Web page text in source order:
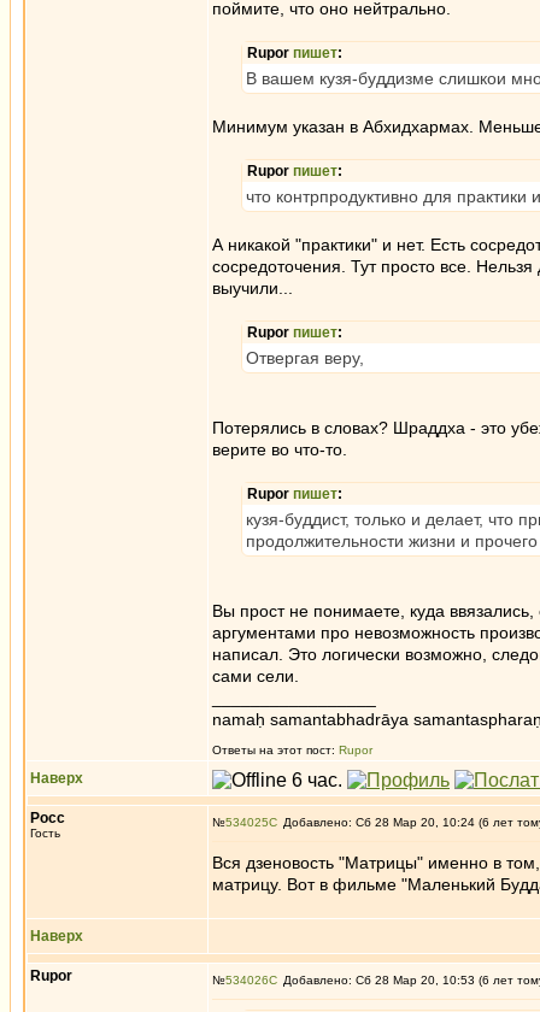
поймите, что оно нейтрально.
Rupor пишет:
В вашем кузя-буддизме слишкои
Минимум указан в Абхидхармах. Меньше
Rupor пишет:
что контрпродуктивно для практики
А никакой "практики" и нет. Есть
сосредоточения. Тут просто все.
выучили...
Rupor пишет:
Отвергая веру,
Потерялись в словах? Шраддха - это
верите во что-то.
Rupor пишет:
кузя-буддист, только и делает, что
продолжительности жизни и
Вы прост не понимаете, куда
аргументами про невозможность
написал. Это логически возможно,
сами сели.
namaḥ samantabhadrāya
Ответы на этот пост: Rupor
Наверх
Росс
Гость
№534025 Добавлено: Сб 28 Мар 20, 10:24 (6 лет
Вся дзеновость "Матрицы" именно в том,
матрицу. Вот в фильме "Маленький
Наверх
Rupor №534026 Добавлено: Сб 28 Мар 20, 10:53 (6 лет